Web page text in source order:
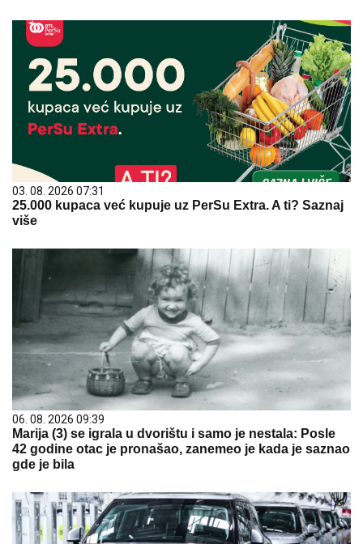
03. 08. 2026 07:31
25.000 kupaca već kupuje uz PerSu Extra. A ti? Saznaj
više
06. 08. 2026 09:39
Marija (3) se igrala u dvorištu i samo je nestala: Posle
42 godine otac je pronašao, zanemeo je kada je saznao
gde je bila